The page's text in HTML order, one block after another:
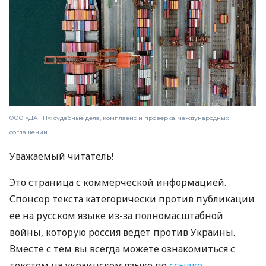
ООО «ДАНН»: судебные дела, комплаенс и проверка международных
соглашений
Уважаемый читатель!
Это страница с коммерческой информацией.
Спонсор текста категорически против публикации
ее на русском языке из-за полномасштабной
войны, которую россия ведет против Украины.
Вместе с тем вы всегда можете ознакомиться с